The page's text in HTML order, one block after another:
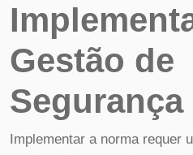
Gestão de
Segurança
Implementar a norma requer